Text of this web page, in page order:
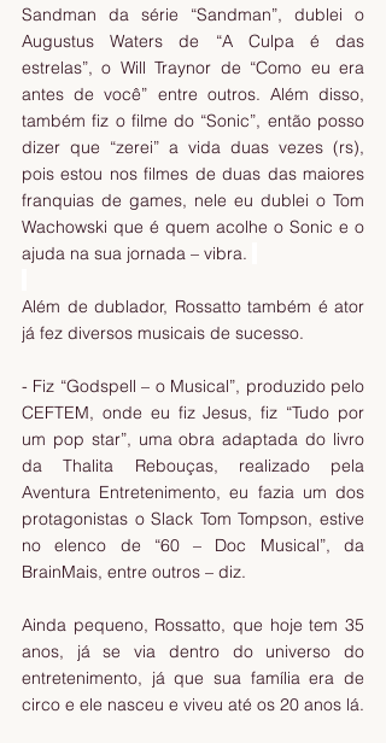
Sandman da série “Sandman”, dublei o
Augustus Waters de “A Culpa é das
estrelas”, o Will Traynor de “Como eu era
antes de você” entre outros. Além disso,
também fiz o filme do “Sonic”, então posso
dizer que “zerei” a vida duas vezes (rs),
pois estou nos filmes de duas das maiores
franquias de games, nele eu dublei o Tom
Wachowski que é quem acolhe o Sonic e o
ajuda na sua jornada – vibra.
Além de dublador, Rossatto também é ator
já fez diversos musicais de sucesso.
- Fiz “Godspell – o Musical”, produzido pelo
CEFTEM, onde eu fiz Jesus, fiz “Tudo por
um pop star”, uma obra adaptada do livro
da Thalita Rebouças, realizado pela
Aventura Entretenimento, eu fazia um dos
protagonistas o Slack Tom Tompson, estive
no elenco de “60 – Doc Musical”, da
BrainMais, entre outros – diz.
Ainda pequeno, Rossatto, que hoje tem 35
anos, já se via dentro do universo do
entretenimento, já que sua família era de
circo e ele nasceu e viveu até os 20 anos lá.